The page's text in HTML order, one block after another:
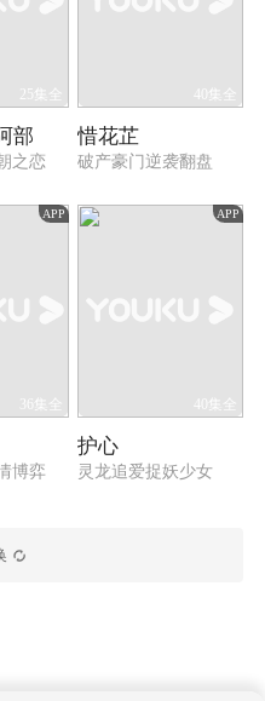
25集全
部
之恋
40集全
惜花芷
破产豪门逆袭翻盘
APP
36集全
博弈
APP
40集全
护心
灵龙追爱捉妖少女